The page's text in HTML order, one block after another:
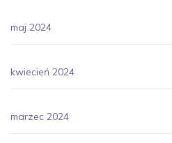
maj 2024
kwiecień 2024
marzec 2024